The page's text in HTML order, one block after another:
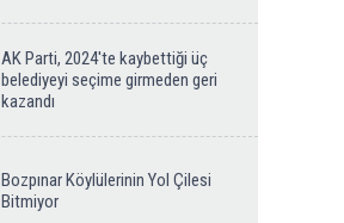
AK Parti, 2024'te kaybettiği üç
belediyeyi seçime girmeden geri
kazandı
Bozpınar Köylülerinin Yol Çilesi
Bitmiyor